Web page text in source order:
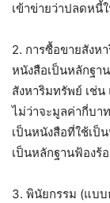
เข้าข่ายว่าปลดหนี้
2. การซื้อขายสังห
หนังสือเป็นหลักฐา
สังหาริมทรัพย์ เช่
ไม่ว่าจะมูลค่ากี่บา
เป็นหนังสือที่ใช้เป็
เป็นหลักฐานฟ้องร้
3. พินัยกรรม (แบ